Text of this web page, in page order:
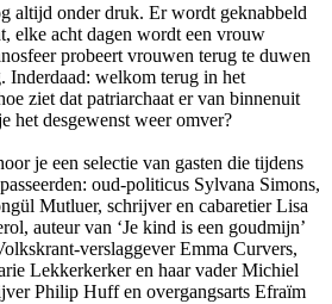
altijd onder druk. Er wordt geknabbeld
elke acht dagen wordt een vrouw
probeert vrouwen terug te duwen
Inderdaad: welkom terug in het
ziet dat patriarchaat er van binnenuit
het desgewenst weer omver?
je een selectie van gasten die tijdens
oud-politicus Sylvana Simons,
Mutluer, schrijver en cabaretier Lisa
auteur van ‘Je kind is een goudmijn’
verslaggever Emma Curvers,
Lekkerkerker en haar vader Michiel
Philip Huff en overgangsarts Efraïm